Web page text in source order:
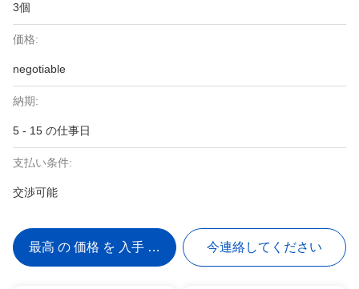
3個
価格:
negotiable
納期:
5 - 15 の仕事日
支払い条件:
交渉可能
最高 の 価格 を 入手 する 今連絡してください